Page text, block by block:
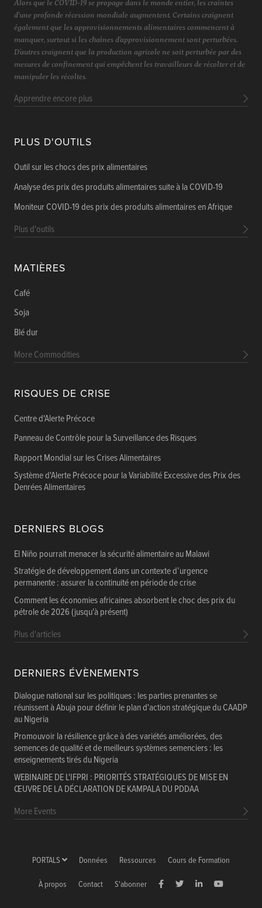
PLUS D'OUTILS
Outil sur les chocs des prix alimentaires
Analyse des prix des produits alimentaires suite à la COVID-19
Moniteur COVID-19 des prix des produits alimentaires en Afrique
Plus d'outils
MATIÈRES
Café
Soja
Blé dur
More Commodities
RISQUES DE CRISE
Centre d'Alerte Précoce
Panneau de Contrôle pour la Surveillance des Risques
Rapport Mondial sur les Crises Alimentaires
Système d'Alerte Précoce pour la Variabilité Excessive des Prix des
Denrées Alimentaires
DERNIERS BLOGS
El Niño pourrait menacer la sécurité alimentaire au Malawi
Stratégie de développement dans un contexte d’urgence
permanente : assurer la continuité en période de crise
Comment les économies africaines absorbent le choc des prix du
pétrole de 2026 (jusqu'à présent)
Plus d'articles
DERNIERS ÉVÈNEMENTS
Dialogue national sur les politiques : les parties prenantes se
réunissent à Abuja pour définir le plan d'action stratégique du CAADP
au Nigeria
Promouvoir la résilience grâce à des variétés améliorées, des
semences de qualité et de meilleurs systèmes semenciers : les
enseignements tirés du Nigeria
WEBINAIRE DE L'IFPRI : PRIORITÉS STRATÉGIQUES DE MISE EN
ŒUVRE DE LA DÉCLARATION DE KAMPALA DU PDDAA
More Events
Alors que le COVID-19 se propage dans le monde entier, les craintes
d'une profonde récession mondiale augmentent. Certains craignent
également que les approvisionnements alimentaires commencent à
manquer, surtout si les chaînes d'approvisionnement sont perturbées.
D'autres craignent que la production agricole ne soit perturbée par des
mesures de confinement qui empêchent les travailleurs de récolter et de
manipuler les récoltes.
Apprendre encore plus
PORTALS Données Ressources Cours de Formation
À propos Contact S'abonner